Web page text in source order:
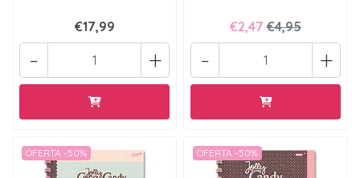
€17,99
+
-
€2,47 €4,95
+
-
OFERTA -50% OFERTA -50%